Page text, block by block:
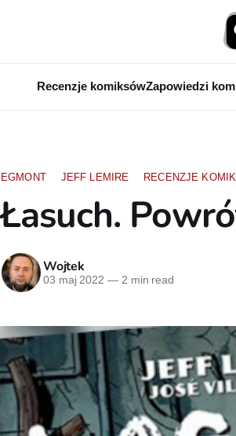
Recenzje komiksówZapowiedzi
EGMONT JEFF LEMIRE RECENZJE
Łasuch.
Wojtek
03 maj 2022 —2 min read